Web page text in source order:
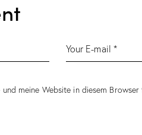
meine Website in diesem